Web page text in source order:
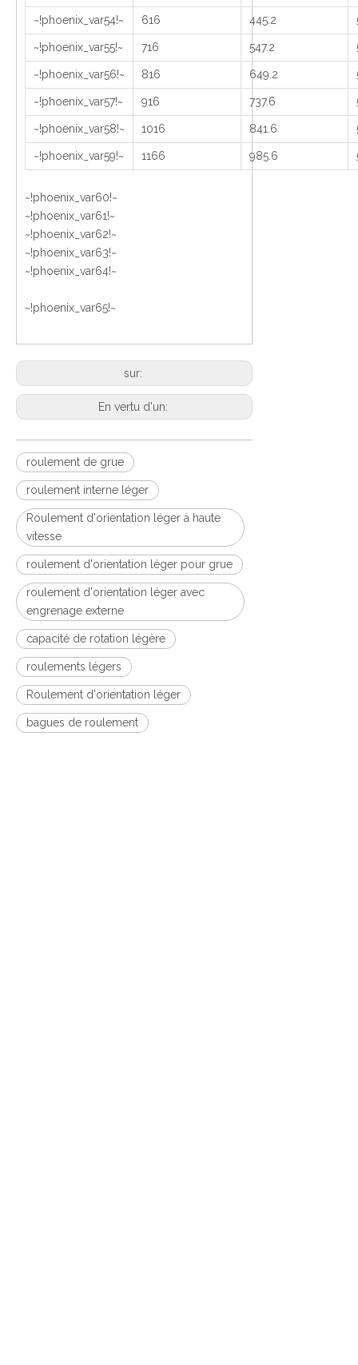
~!phoenix_var54!~ 616 445.2
~!phoenix_var55!~ 716 547.2
~!phoenix_var56!~ 816 649.2
~!phoenix_var57!~ 916 737.6
~!phoenix_var58!~ 1016 841.6
~!phoenix_var59!~ 1166 985.6
~!phoenix_var60!~
~!phoenix_var61!~
~!phoenix_var62!~
~!phoenix_var63!~
~!phoenix_var64!~
~!phoenix_var65!~
sur:
En vertu d'un:
roulement de grue
roulement interne léger
Roulement d'orientation léger à haute
vitesse
roulement d'orientation léger pour grue
roulement d'orientation léger avec
engrenage externe
capacité de rotation légère
roulements légers
Roulement d'orientation léger
bagues de roulement